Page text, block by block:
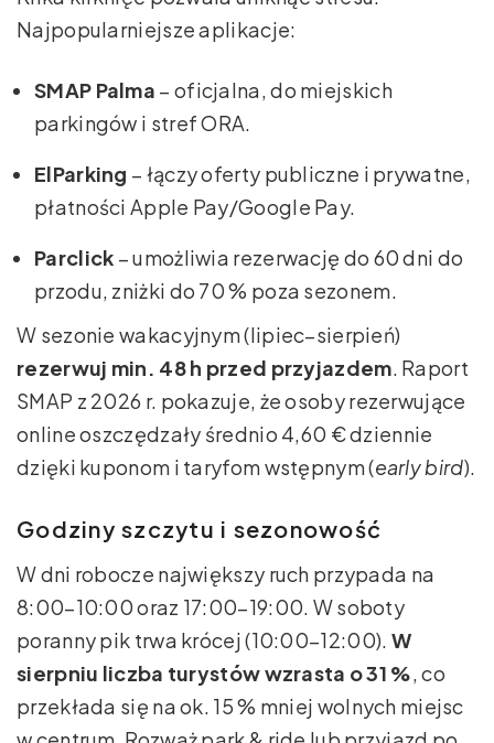
Najpopularniejsze aplikacje:
SMAP Palma – oficjalna, do miejskich
parkingów i stref ORA.
ElParking – łączy oferty publiczne i prywatne,
płatności Apple Pay/Google Pay.
Parclick – umożliwia rezerwację do 60 dni do
przodu, zniżki do 70 % poza sezonem.
W sezonie wakacyjnym (lipiec–sierpień)
rezerwuj min. 48 h przed przyjazdem. Raport
SMAP z 2026 r. pokazuje, że osoby rezerwujące
online oszczędzały średnio 4,60 € dziennie
dzięki kuponom i taryfom wstępnym (early bird).
Godziny szczytu i sezonowość
W dni robocze największy ruch przypada na
8:00–10:00 oraz 17:00–19:00. W soboty
poranny pik trwa krócej (10:00–12:00). W
sierpniu liczba turystów wzrasta o 31 %, co
przekłada się na ok. 15 % mniej wolnych miejsc